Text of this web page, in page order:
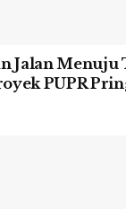
Jalan Menuju
PUPR